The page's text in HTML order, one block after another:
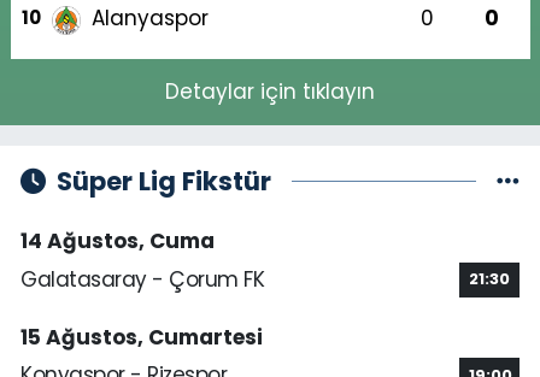
10 Alanyaspor 0 0
Detaylar için tıklayın
Süper Lig Fikstür
14 Ağustos, Cuma
Galatasaray - Çorum FK
21:30
15 Ağustos, Cumartesi